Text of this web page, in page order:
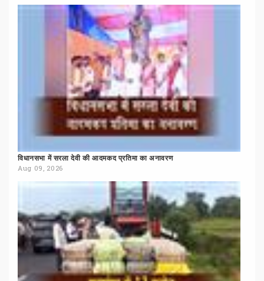
विधानसभा में सरला देवी की आदमकद प्रतिमा का अनावरण
Aug 09, 2026